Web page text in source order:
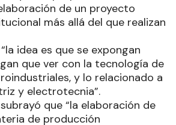
de un proyecto
más allá del que realizan
idea es que se expongan
que ver con la tecnología de
y lo relacionado a
y electrotecnia”.
que “la elaboración de
de producción